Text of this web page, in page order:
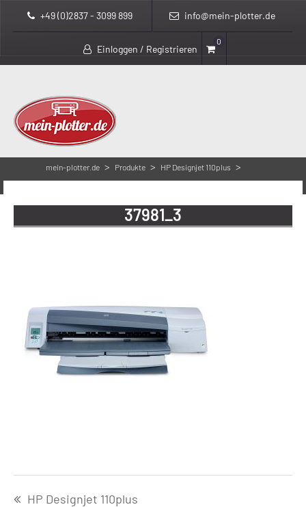
+49 (0)2837 - 3099 899 info@mein-plotter.de
Einloggen / Registrieren
0
mein-plotter.de > Produkte > HP Designjet 110plus >
37981_3
HP Designjet 110plus